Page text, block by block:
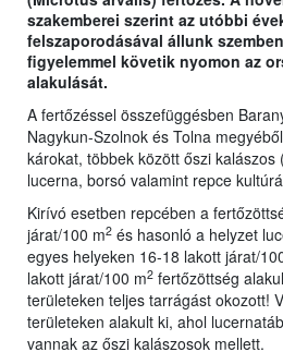
szakemberei szerint az utóbbi
felszaporodásával állunk
figyelemmel követik nyomon az
alakulását.
A fertőzéssel összefüggésben
Nagykun-Szolnok és Tolna
károkat, többek között őszi kalászos
lucerna, borsó valamint repce
Kirívó esetben repcében a
járat/100 m2 és hasonló a helyzet
egyes helyeken 16-18 lakott járat/
lakott járat/100 m2 fertőzöttség
területeken teljes tarrágást okozott!
területeken alakult ki, ahol
vannak az őszi kalászosok mellett.